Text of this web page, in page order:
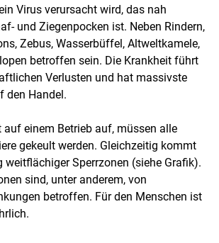
Virus verursacht wird, das nah
und Ziegenpocken ist. Neben Rindern,
Zebus, Wasserbüffel, Altweltkamele,
betroffen sein. Die Krankheit führt
Verlusten und hat massivste
den Handel.
auf einem Betrieb auf, müssen alle
gekeult werden. Gleichzeitig kommt
weitflächiger Sperrzonen (siehe Grafik).
sind, unter anderem, von
betroffen. Für den Menschen ist